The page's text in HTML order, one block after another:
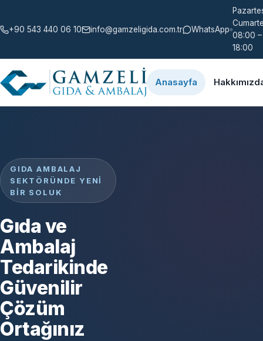
+90 543 440 06 10 info@gamzeligida.com.tr WhatsApp
08:00 –
18:00
Anasayfa
GIDA AMBALAJ
SEKTÖRÜNDE YENI
BIR SOLUK
Gıda ve
Ambalaj
Tedarikinde
Güvenilir
Çözüm
Ortağınız